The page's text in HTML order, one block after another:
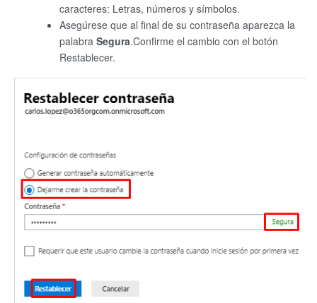
caracteres: Letras, números y símbolos.
Asegúrese que al final de su contraseña aparezca la
palabra Segura.Confirme el cambio con el botón
Restablecer.